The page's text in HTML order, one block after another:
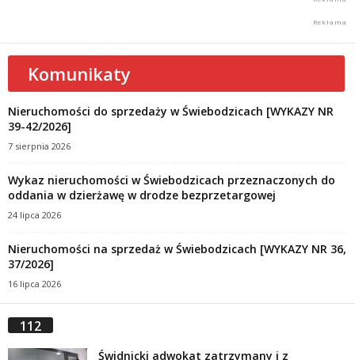
Komunikaty
Nieruchomości do sprzedaży w Świebodzicach [WYKAZY NR
39-42/2026]
7 sierpnia 2026
Wykaz nieruchomości w Świebodzicach przeznaczonych do
oddania w dzierżawę w drodze bezprzetargowej
24 lipca 2026
Nieruchomości na sprzedaż w Świebodzicach [WYKAZY NR 36,
37/2026]
16 lipca 2026
112
Świdnicki adwokat zatrzymany i z